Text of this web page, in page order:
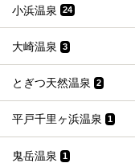
小浜温泉 24
大崎温泉 3
とぎつ天然温泉 2
平戸千里ヶ浜温泉 1
鬼岳温泉 1